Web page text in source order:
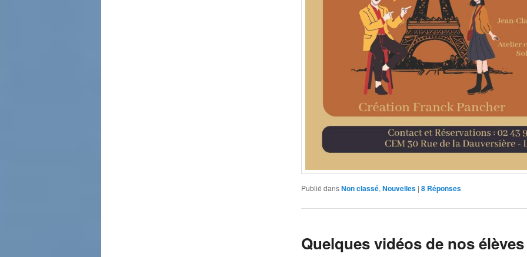
Publié dansNon classé,Nouvelles | 8 Réponses
Quelques vidéos de nos